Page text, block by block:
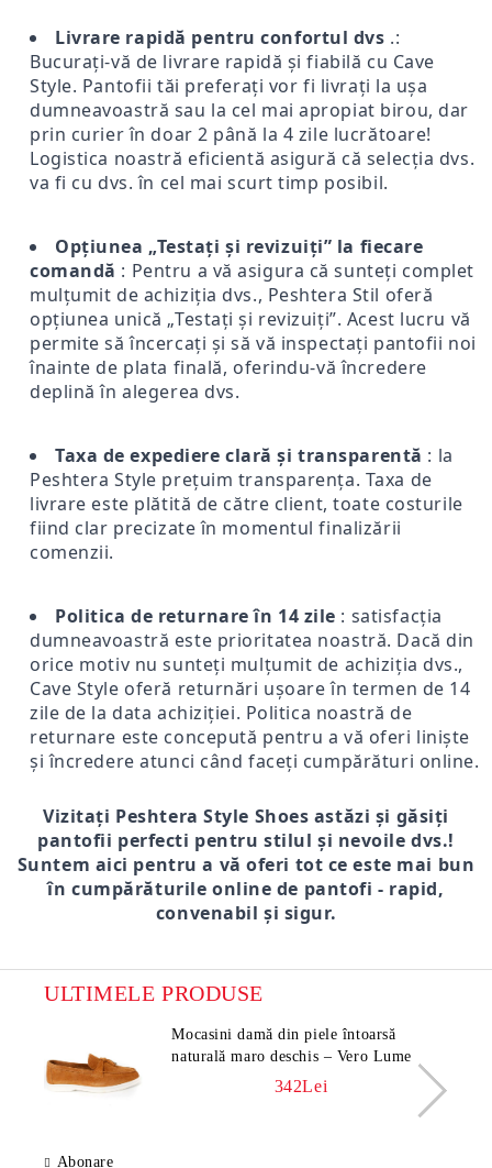
Livrare rapidă pentru confortul dvs .:
Bucurați-vă de livrare rapidă și fiabilă cu Cave
Style. Pantofii tăi preferați vor fi livrați la ușa
dumneavoastră sau la cel mai apropiat birou, dar
prin curier în doar 2 până la 4 zile lucrătoare!
Logistica noastră eficientă asigură că selecția dvs.
va fi cu dvs. în cel mai scurt timp posibil.
Opțiunea „Testați și revizuiți” la fiecare
comandă : Pentru a vă asigura că sunteți complet
mulțumit de achiziția dvs., Peshtera Stil oferă
opțiunea unică „Testați și revizuiți”. Acest lucru vă
permite să încercați și să vă inspectați pantofii noi
înainte de plata finală, oferindu-vă încredere
deplină în alegerea dvs.
Taxa de expediere clară și transparentă : la
Peshtera Style prețuim transparența. Taxa de
livrare este plătită de către client, toate costurile
fiind clar precizate în momentul finalizării
comenzii.
Politica de returnare în 14 zile : satisfacția
dumneavoastră este prioritatea noastră. Dacă din
orice motiv nu sunteți mulțumit de achiziția dvs.,
Cave Style oferă returnări ușoare în termen de 14
zile de la data achiziției. Politica noastră de
returnare este concepută pentru a vă oferi liniște
și încredere atunci când faceți cumpărături online.
Vizitați Peshtera Style Shoes astăzi și găsiți
pantofii perfecti pentru stilul și nevoile dvs.!
Suntem aici pentru a vă oferi tot ce este mai bun
în cumpărăturile online de pantofi - rapid,
convenabil și sigur.
ULTIMELE PRODUSE
Mocasini damă din piele întoarsă
naturală maro deschis – Vero Lume
342Lei
Abonare